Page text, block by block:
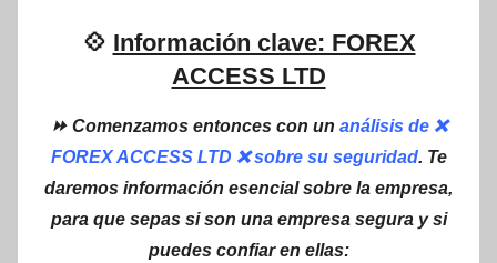
💠 Información clave: FOREX
ACCESS LTD
⏩ Comenzamos entonces con un análisis de ❌
FOREX ACCESS LTD ❌ sobre su seguridad. Te
daremos información esencial sobre la empresa,
para que sepas si son una empresa segura y si
puedes confiar en ellas: